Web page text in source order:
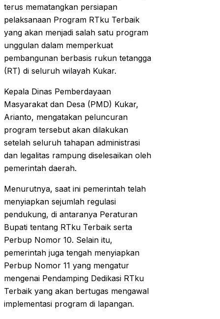
terus mematangkan persiapan
pelaksanaan Program RTku Terbaik
yang akan menjadi salah satu program
unggulan dalam memperkuat
pembangunan berbasis rukun tetangga
(RT) di seluruh wilayah Kukar.
Kepala Dinas Pemberdayaan
Masyarakat dan Desa (PMD) Kukar,
Arianto, mengatakan peluncuran
program tersebut akan dilakukan
setelah seluruh tahapan administrasi
dan legalitas rampung diselesaikan oleh
pemerintah daerah.
Menurutnya, saat ini pemerintah telah
menyiapkan sejumlah regulasi
pendukung, di antaranya Peraturan
Bupati tentang RTku Terbaik serta
Perbup Nomor 10. Selain itu,
pemerintah juga tengah menyiapkan
Perbup Nomor 11 yang mengatur
mengenai Pendamping Dedikasi RTku
Terbaik yang akan bertugas mengawal
implementasi program di lapangan.